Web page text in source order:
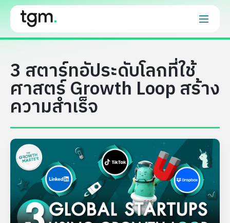
3 สตาร์ทอัประดับโลกที่ใช้
ศาสตร์ Growth Loop สร้าง
ความสำเร็จ